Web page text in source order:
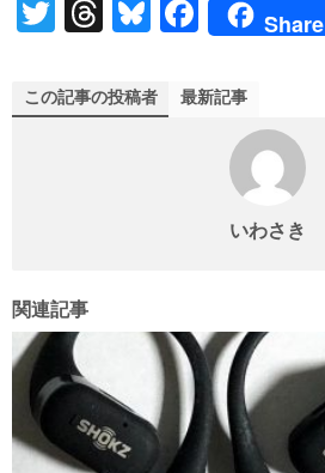
T
tte
r
T
ea
ds
Bl
sk
y
Fa
bo
Share
この記事の投稿者 最新記事
いわさき
関連記事